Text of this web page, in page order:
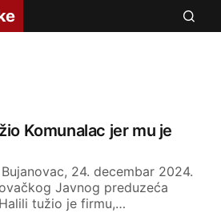
Komunalac jer mu je
24. decembar 2024.
Javnog preduzeća
Halili tužio je firmu,…